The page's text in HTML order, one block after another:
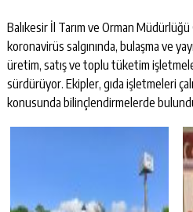
Balıkesir İl Tarım ve Orman
koronavirüs salgınında, bulaşma ve
üretim, satış ve toplu tüketim
sürdürüyor. Ekipler, gıda işletmeleri
konusunda bilinçlendirmelerde